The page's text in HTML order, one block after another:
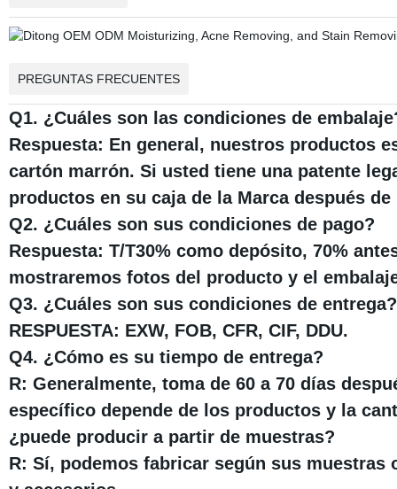
PREGUNTAS FRECUENTES
Q1. ¿Cuáles son las condiciones de
Respuesta: En general, nuestros productos
cartón marrón. Si usted tiene una patente
productos en su caja de la Marca después
Q2. ¿Cuáles son sus condiciones de pago?
Respuesta: T/T30% como depósito, 70%
mostraremos fotos del producto y el
Q3. ¿Cuáles son sus condiciones de entrega?
RESPUESTA: EXW, FOB, CFR, CIF, DDU.
Q4. ¿Cómo es su tiempo de entrega?
R: Generalmente, toma de 60 a 70 días
específico depende de los productos y la
¿puede producir a partir de muestras?
R: Sí, podemos fabricar según sus